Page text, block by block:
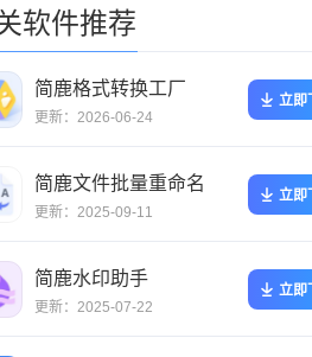
软件推荐
简鹿格式转换工厂
更新：2026-06-24
立即
简鹿文件批量重命名
更新：2025-09-11
立即
简鹿水印助手
更新：2025-07-22
立即